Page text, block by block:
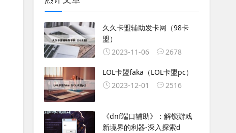
久久卡盟辅助发卡网（98卡
盟）
2023-11-06
2678
LOL卡盟faka（LOL卡盟pc）
2023-12-01
2516
《dnf端口辅助》：解锁游戏
新境界的利器-深入探索d